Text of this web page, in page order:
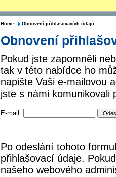
Home Obnovení přihlašovacích údajů
Obnovení
Pokud jste zapomněli
tak v této nabídce ho
napište Vaši e-mailovou
jste s námi komunikovali
E-mail:
Po odeslání tohoto
přihlašovací údaje.
našeho webového